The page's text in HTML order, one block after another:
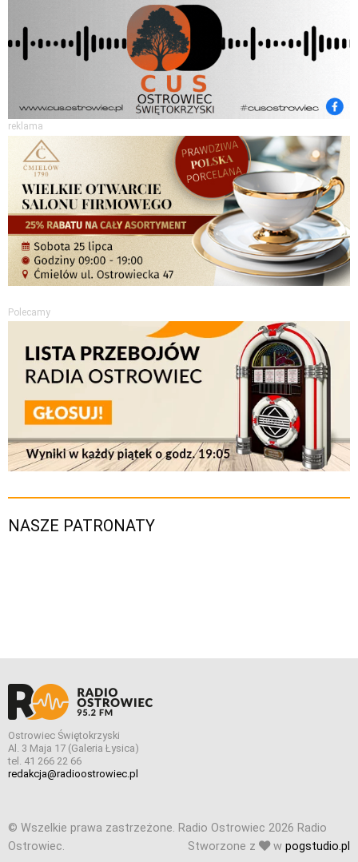
reklama
Polecamy
NASZE PATRONATY
Ostrowiec Świętokrzyski
Al. 3 Maja 17 (Galeria Łysica)
tel. 41 266 22 66
redakcja@radioostrowiec.pl
© Wszelkie prawa zastrzeżone. Radio Ostrowiec 2026 Radio
Ostrowiec.
Stworzone z w pogstudio.pl